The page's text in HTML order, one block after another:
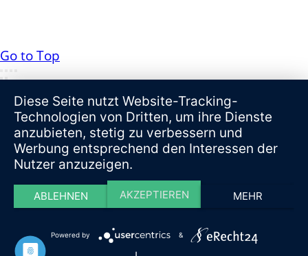
Go to Top
Diese Seite nutzt Website-Tracking-
Technologien von Dritten, um ihre Dienste
anzubieten, stetig zu verbessern und
Werbung entsprechend den Interessen der
Nutzer anzuzeigen.
ABLEHNEN AKZEPTIEREN MEHR
Powered by &